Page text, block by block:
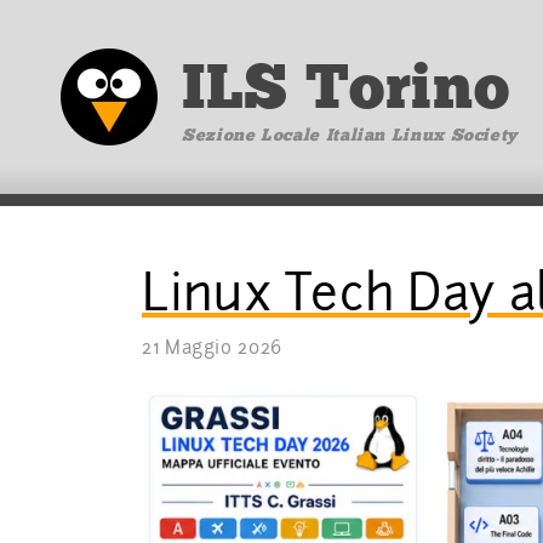
ILS Torino
Sezione Locale Italian Linux Society
Linux Tech Day
21 Maggio 2026